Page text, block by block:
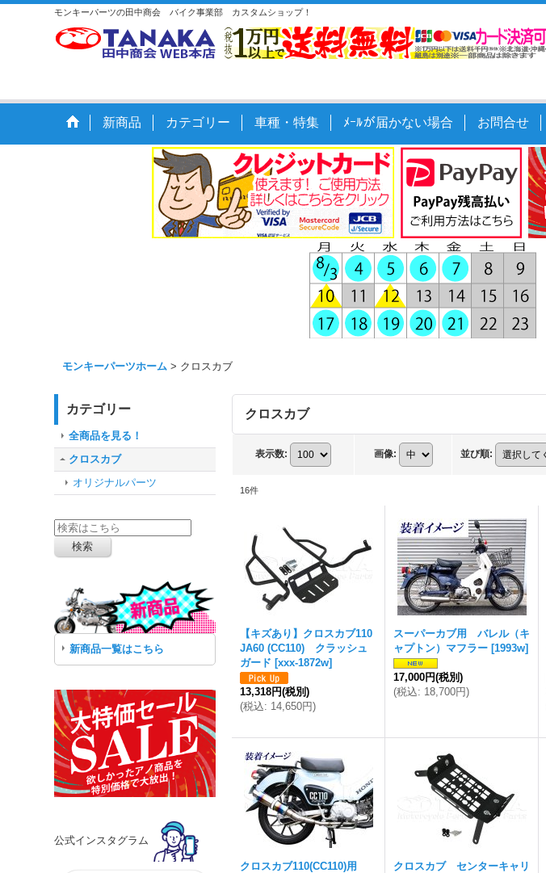
モンキーパーツの田中商会 バイク事業部 カスタムショップ！
新商品 カテゴリー 車種・特集 ﾒｰﾙが届かない場合 お問合せ
モンキーパーツホーム > クロスカブ
カテゴリー
全商品を見る！
クロスカブ
オリジナルパーツ
新商品一覧はこちら
公式インスタグラム
クロスカブ
表示数: 画像: 並び順:
16件
【キズあり】クロスカブ110
JA60 (CC110) クラッシュ
ガード [xxx-1872w]
13,318円(税別)
(税込: 14,650円)
スーパーカブ用 バレル（キ
ャプトン）マフラー [1993w]
17,000円(税別)
(税込: 18,700円)
クロスカブ110(CC110)用
クロスカブ センターキャリ